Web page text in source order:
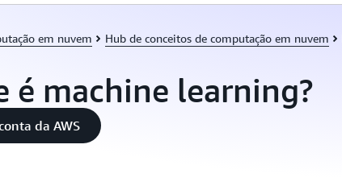
em nuvem Hub de conceitos de computação em nuvem
é machine learning?
da AWS